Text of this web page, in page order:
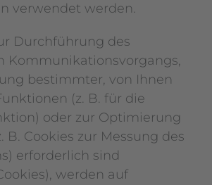
verwendet werden.
Durchführung des
Kommunikationsvorgangs,
bestimmter, von Ihnen
(z. B. für die
oder zur Optimierung
B. Cookies zur Messung des
erforderlich sind
werden auf